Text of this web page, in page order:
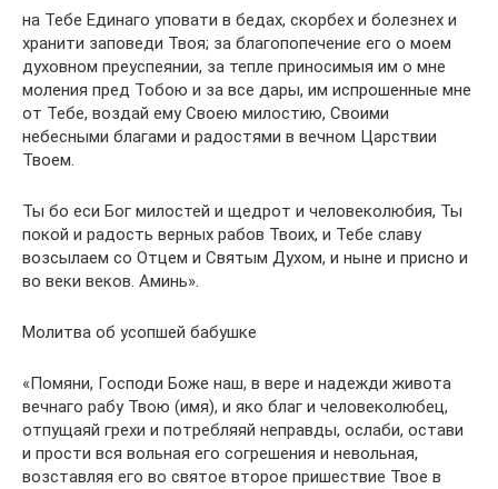
на Тебе Единаго уповати в бедах, скорбех и болезнех и
хранити заповеди Твоя; за благопопечение его о моем
духовном преуспеянии, за тепле приносимыя им о мне
моления пред Тобою и за все дары, им испрошенные мне
от Тебе, воздай ему Своею милостию, Своими
небесными благами и радостями в вечном Царствии
Твоем.
Ты бо еси Бог милостей и щедрот и человеколюбия, Ты
покой и радость верных рабов Твоих, и Тебе славу
возсылаем со Отцем и Святым Духом, и ныне и присно и
во веки веков. Аминь».
Молитва об усопшей бабушке
«Помяни, Господи Боже наш, в вере и надежди живота
вечнаго рабу Твою (имя), и яко благ и человеколюбец,
отпущаяй грехи и потребляяй неправды, ослаби, остави
и прости вся вольная его согрешения и невольная,
возставляя его во святое второе пришествие Твое в